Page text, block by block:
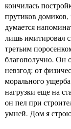
кончилась
прутиков домиков,
думается
лишь имитировал
третьим
благополучно. Он
невзгод: от
морального
нагрузки еще на
он пел при
умней. Дом я